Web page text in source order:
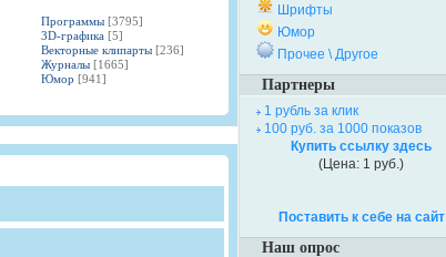
Программы [3795]
3D-графика [5]
Векторные клипарты [236]
Журналы [1665]
Юмор [941]
Шрифты
Юмор
Прочее \ Другое
Партнеры
1 рубль за клик
100 руб. за 1000 показов
Купить ссылку здесь
(Цена: 1 руб.)
Поставить к себе на сайт
Наш опрос